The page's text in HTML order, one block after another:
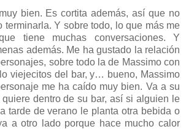
bien. Es cortita además, así que no
terminarla. Y sobre todo, lo que más me
tiene muchas conversaciones. Y
además. Me ha gustado la relación
sobre todo la de Massimo con
viejecitos del bar, y… bueno, Massimo
me ha caído muy bien. Va a su
dentro de su bar, así si alguien le
tarde de verano le planta otra bebida o
a otro lado porque hace mucho calor